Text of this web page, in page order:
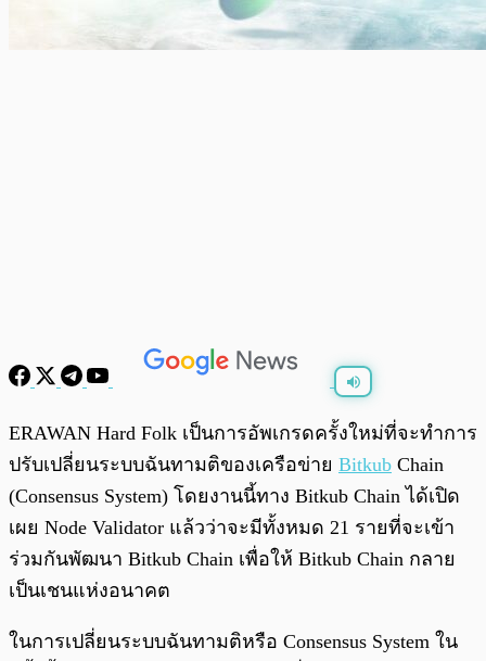
0:00/ 0:00
ERAWAN Hard Folk เป็นการอัพเกรดครั้งใหม่ที่จะทำการ
ปรับเปลี่ยนระบบฉันทามติของเครือข่าย Bitkub Chain
(Consensus System) โดยงานนี้ทาง Bitkub Chain ได้เปิด
เผย Node Validator แล้วว่าจะมีทั้งหมด 21 รายที่จะเข้า
ร่วมกันพัฒนา Bitkub Chain เพื่อให้ Bitkub Chain กลาย
เป็นเชนแห่งอนาคต
ในการเปลี่ยนระบบฉันทามติหรือ Consensus System ใน